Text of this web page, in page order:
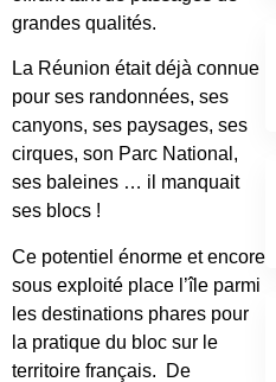
grandes qualités.
La Réunion était déjà connue
pour ses randonnées, ses
canyons, ses paysages, ses
cirques, son Parc National,
ses baleines … il manquait
ses blocs !
Ce potentiel énorme et encore
sous exploité place l’île parmi
les destinations phares pour
la pratique du bloc sur le
territoire français. De